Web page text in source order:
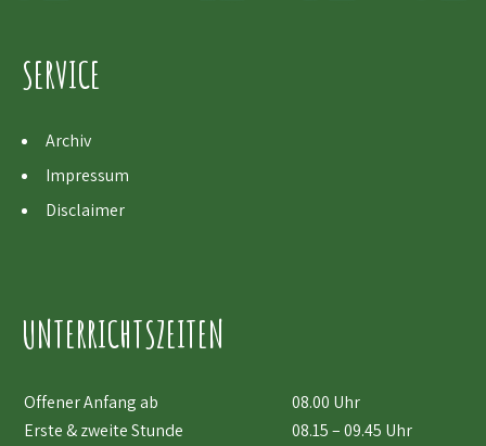
SERVICE
Archiv
Impressum
Disclaimer
UNTERRICHTSZEITEN
Offener Anfang ab
08.00 Uhr
Erste & zweite Stunde
08.15 – 09.45 Uhr